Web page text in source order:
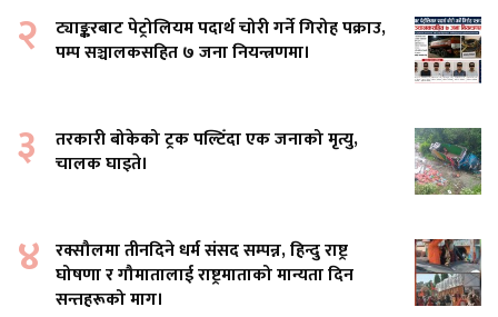
२
ट्याङ्करबाट पेट्रोलियम पदार्थ चोरी गर्ने गिरोह पक्राउ,
पम्प सञ्चालकसहित ७ जना नियन्त्रणमा।
३
तरकारी बोकेको ट्रक पल्टिँदा एक जनाको मृत्यु,
चालक घाइते।
४ रक्सौलमा तीनदिने धर्म संसद सम्पन्न, हिन्दु राष्ट्र
घोषणा र गौमातालाई राष्ट्रमाताको मान्यता दिन
सन्तहरूको माग।